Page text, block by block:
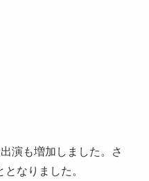
演も増加しました。さ
なりました。